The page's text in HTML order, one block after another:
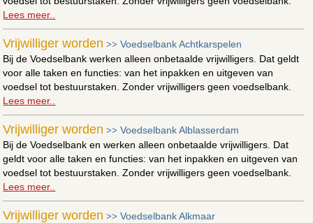
Lees meer..
Vrijwilliger worden >>Voedselbank Achtkarspelen
Bij de Voedselbank werken alleen onbetaalde vrijwilligers. Dat geldt
voor alle taken en functies: van het inpakken en uitgeven van
voedsel tot bestuurstaken. Zonder vrijwilligers geen voedselbank.
Lees meer..
Vrijwilliger worden >>Voedselbank Alblasserdam
Bij de Voedselbank en werken alleen onbetaalde vrijwilligers. Dat
geldt voor alle taken en functies: van het inpakken en uitgeven van
voedsel tot bestuurstaken. Zonder vrijwilligers geen voedselbank.
Lees meer..
Vrijwilliger worden >>Voedselbank Alkmaar